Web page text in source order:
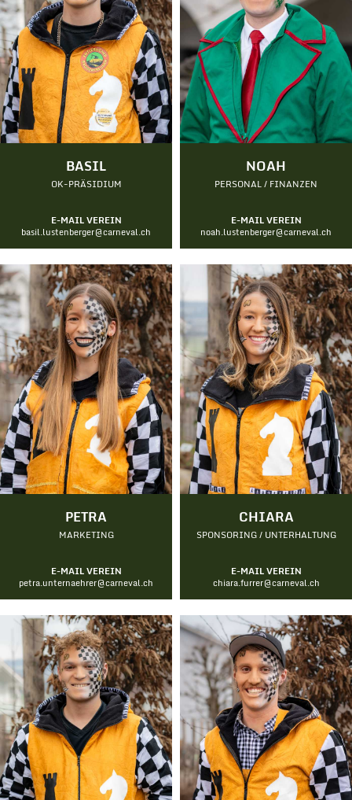
BASIL
OK-PRÄSIDIUM
E-MAIL VEREIN
basil.lustenberger@carneval.ch
NOAH
PERSONAL / FINANZEN
E-MAIL VEREIN
noah.lustenberger@carneval.ch
PETRA
MARKETING
E-MAIL VEREIN
petra.unternaehrer@carneval.ch
CHIARA
SPONSORING / UNTERHALTUNG
E-MAIL VEREIN
chiara.furrer@carneval.ch